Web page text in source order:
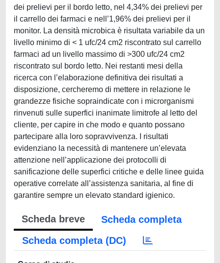
dei prelievi per il bordo letto, nel 4,34% dei prelievi per
il carrello dei farmaci e nell’1,96% dei prelievi per il
monitor. La densità microbica è risultata variabile da un
livello minimo di < 1 ufc/24 cm2 riscontrato sul carrello
farmaci ad un livello massimo di >300 ufc/24 cm2
riscontrato sul bordo letto. Nei restanti mesi della
ricerca con l’elaborazione definitiva dei risultati a
disposizione, cercheremo di mettere in relazione le
grandezze fisiche sopraindicate con i microrganismi
rinvenuti sulle superfici inanimate limitrofe al letto del
cliente, per capire in che modo e quanto possano
partecipare alla loro sopravvivenza. I risultati
evidenziano la necessità di mantenere un’elevata
attenzione nell’applicazione dei protocolli di
sanificazione delle superfici critiche e delle linee guida
operative correlate all’assistenza sanitaria, al fine di
garantire sempre un elevato standard igienico.
Scheda breve
Scheda completa
Scheda completa (DC)